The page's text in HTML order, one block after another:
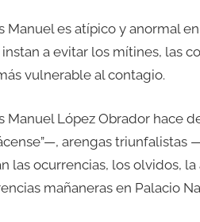
Manuel es atípico y anormal
a evitar los mítines, las
vulnerable al contagio.
Manuel López Obrador hace
arengas triunfalistas
las ocurrencias, los olvidos,
mañaneras en Palacio